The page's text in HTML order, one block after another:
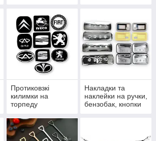
Протиковзкі
килимки на
торпеду
силіконові та в
рулонах
Накладки та
наклейки на ручки,
бензобак, кнопки